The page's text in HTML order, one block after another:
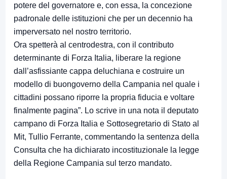
potere del governatore e, con essa, la concezione
padronale delle istituzioni che per un decennio ha
imperversato nel nostro territorio.
Ora spetterà al centrodestra, con il contributo
determinante di Forza Italia, liberare la regione
dall’asfissiante cappa deluchiana e costruire un
modello di buongoverno della Campania nel quale i
cittadini possano riporre la propria fiducia e voltare
finalmente pagina”. Lo scrive in una nota il deputato
campano di Forza Italia e Sottosegretario di Stato al
Mit, Tullio Ferrante, commentando la sentenza della
Consulta che ha dichiarato incostituzionale la legge
della Regione Campania sul terzo mandato.